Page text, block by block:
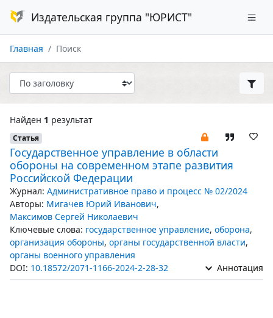
Издательская группа "ЮРИСТ"
Главная Поиск
Найден 1 результат
Статья
Государственное управление в области
обороны на современном этапе развития
Российской Федерации
Журнал: Административное право и процесс № 02/2024
Авторы: Мигачев Юрий Иванович,
Максимов Сергей Николаевич
Ключевые слова: государственное управление, оборона,
организация обороны, органы государственной власти,
органы военного управления
DOI: 10.18572/2071-1166-2024-2-28-32 Аннотация